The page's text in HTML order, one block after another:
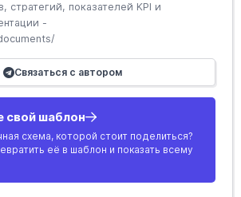
стратегий, показателей KPI и
-
Связаться с автором
свой шаблон
схема, которой стоит поделиться?
её в шаблон и показать всему